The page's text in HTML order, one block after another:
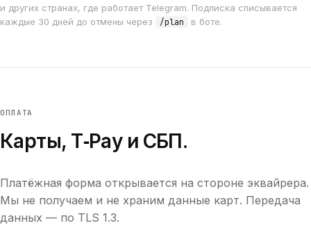
и других странах, где работает Telegram. Подписка списывается
каждые 30 дней до отмены через
/plan в боте.
ОПЛАТА
Карты, T‑Pay и СБП.
Платёжная форма открывается на стороне эквайрера.
Мы не получаем и не храним данные карт. Передача
данных — по TLS 1.3.